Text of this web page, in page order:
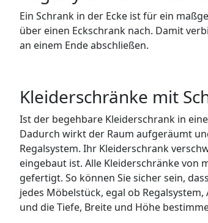
Ein Schrank in der Ecke ist für ein
über einen Eckschrank nach. Damit
an einem Ende abschließen.
Kleiderschränke mit
Ist der begehbare Kleiderschrank in
Dadurch wirkt der Raum aufgeräumt
Regalsystem. Ihr Kleiderschrank
eingebaut ist. Alle Kleiderschränke von
gefertigt. So können Sie sicher sein,
jedes Möbelstück, egal ob
und die Tiefe, Breite und Höhe